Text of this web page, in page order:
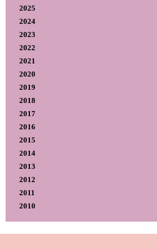
2025
2024
2023
2022
2021
2020
2019
2018
2017
2016
2015
2014
2013
2012
2011
2010